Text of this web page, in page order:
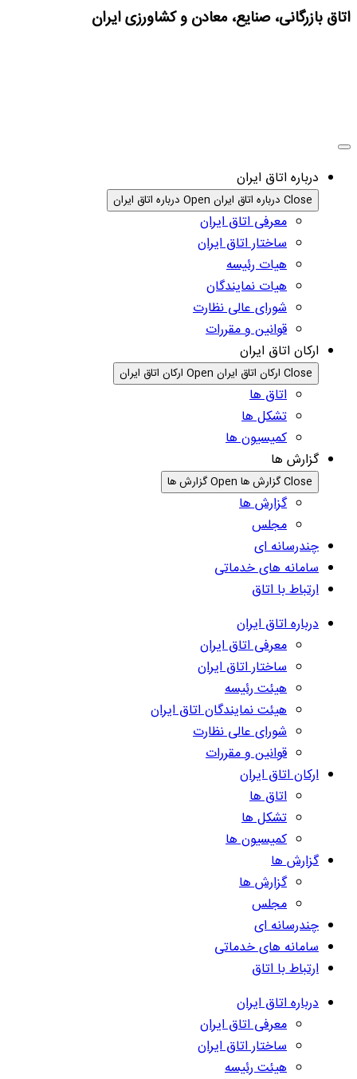
اتاق بازرگانی، صنایع، معادن و کشاورزی ایران
درباره اتاق ایران
Close درباره اتاق ایران Open درباره اتاق ایران
معرفی اتاق ایران
ساختار اتاق ایران
هیات رئیسه
هیات نمایندگان
شورای عالی نظارت
قوانین و مقررات
ارکان اتاق ایران
Close ارکان اتاق ایران Open ارکان اتاق ایران
اتاق ها
تشکل ها
کمیسیون ها
گزارش ها
Close گزارش ها Open گزارش ها
گزارش ها
مجلس
چندرسانه ای
سامانه های خدماتی
ارتباط با اتاق
درباره اتاق ایران
معرفی اتاق ایران
ساختار اتاق ایران
هیئت رئیسه
هیئت نمایندگان اتاق ایران
شورای عالی نظارت
قوانین و مقررات
ارکان اتاق ایران
اتاق ها
تشکل ها
کمیسیون ها
گزارش ها
گزارش ها
مجلس
چندرسانه ای
سامانه های خدماتی
ارتباط با اتاق
درباره اتاق ایران
معرفی اتاق ایران
ساختار اتاق ایران
هیئت رئیسه